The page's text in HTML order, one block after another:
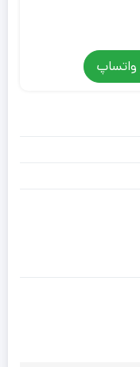
واتساپ